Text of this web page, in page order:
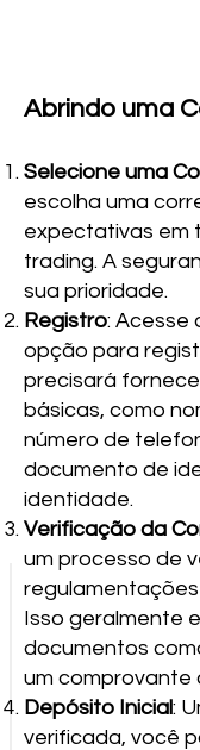
Abrindo uma
Selecione uma
escolha uma
expectativas em
trading. A
sua prioridade.
Registro: Acesse
opção para
precisará
básicas, como
número de
documento de
identidade.
Verificação da
um processo de
Isso geralmente
documentos
um comprovante
Depósito Inicial:
verificada, você